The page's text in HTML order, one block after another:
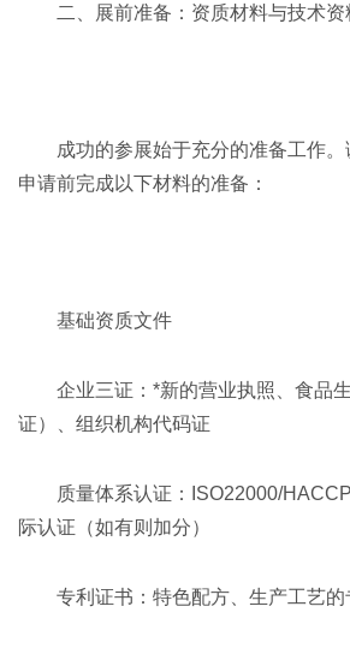
二、展前准备：资质材料与技术资
成功的参展始于充分的准备工作
申请前完成以下材料的准备：
基础资质文件
企业三证：*新的营业执照、食品
证）、组织机构代码证
质量体系认证：ISO22000/
际认证（如有则加分）
专利证书：特色配方、生产工艺的